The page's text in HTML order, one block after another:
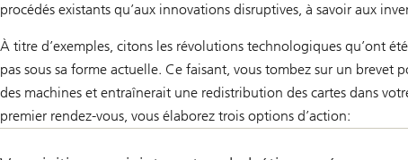
procédés existants qu’aux innovations disruptives, à savoir aux
À titre d’exemples, citons les révolutions technologiques qu’ont
pas sous sa forme actuelle. Ce faisant, vous tombez sur un
des machines et entraînerait une redistribution des cartes dans
premier rendez-vous, vous élaborez trois options d’action: